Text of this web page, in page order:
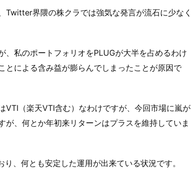
Twitter界隈の株クラでは強気な発言が流石に少なく
、私のポートフォリオをPLUGが大半を占めるわけ
とによる含み益が膨らんでしまったことが原因で
VTI（楽天VTI含む）なわけですが、今回市場に嵐が
、何とか年初来リターンはプラスを維持していま
、何とも安定した運用が出来ている状況です。